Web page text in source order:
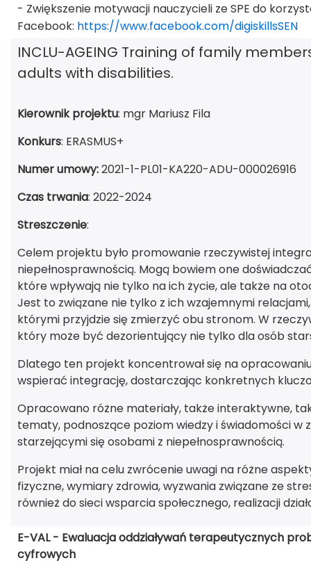
- Zwiększenie motywacji nauczycieli ze SPE do
Facebook: https://www.facebook.com/digiskillsSEN
INCLU-AGEING Training of family
adults with disabilities.
Kierownik projektu: mgr Mariusz Fila
Konkurs: ERASMUS+
Numer umowy:2021-1-PL01-KA220-ADU-000026916
Czas trwania: 2022-2024
Streszczenie:
Celem projektu było promowanie rzeczywistej
niepełnosprawnością. Mogą bowiem one
które wpływają nie tylko na ich życie, ale także na
Jest to związane nie tylko z ich wzajemnymi
którymi przyjdzie się zmierzyć obu stronom. W
który może być dezorientujący nie tylko dla osób
Dlatego ten projekt koncentrował się na
wspierać integrację, dostarczając konkretnych
Opracowano różne materiały, także interaktywne,
tematy, podnoszące poziom wiedzy i świadomości w
starzejącymi się osobami z niepełnosprawnością.
Projekt miał na celu zwrócenie uwagi na różne
fizyczne, wymiary zdrowia, wyzwania związane ze
również do sieci wsparcia społecznego, realizacji
E-VAL - Ewaluacja oddziaływań terapeutycznych
cyfrowych